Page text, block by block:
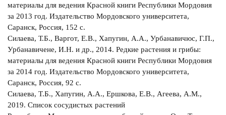
материалы для ведения Красной книги Республики Мордовия
за 2013 год. Издательство Мордовского университета,
Саранск, Россия, 152 с.
Силаева, Т.Б., Варгот, Е.В., Хапугин, А.А., Урбанавичюс, Г.П.,
Урбанавичене, И.Н. и др., 2014. Редкие растения и грибы:
материалы для ведения Красной книги Республики Мордовия
за 2014 год. Издательство Мордовского университета,
Саранск, Россия, 92 с.
Силаева, T.Б., Хапугин, А.А., Ершкова, Е.В., Агеева, A.M.,
2019. Список сосудистых растений